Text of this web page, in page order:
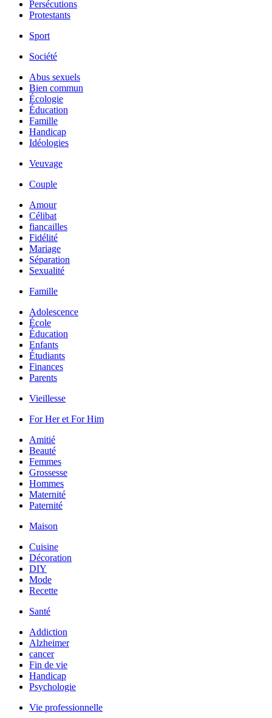
Persécutions
Protestants
Sport
Société
Abus sexuels
Bien commun
Écologie
Éducation
Famille
Handicap
Idéologies
Veuvage
Couple
Amour
Célibat
fiancailles
Fidélité
Mariage
Séparation
Sexualité
Famille
Adolescence
École
Éducation
Enfants
Étudiants
Finances
Parents
Vieillesse
For Her et For Him
Amitié
Beauté
Femmes
Grossesse
Hommes
Maternité
Paternité
Maison
Cuisine
Décoration
DIY
Mode
Recette
Santé
Addiction
Alzheimer
cancer
Fin de vie
Handicap
Psychologie
Vie professionnelle